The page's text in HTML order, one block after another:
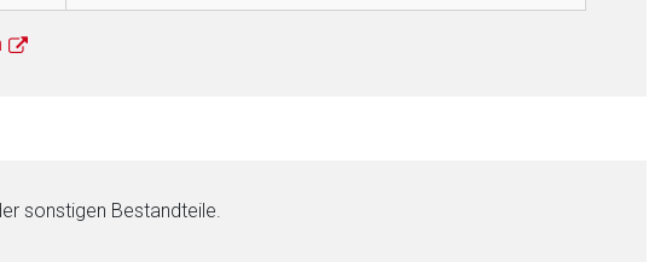
sonstigen Bestandteile.